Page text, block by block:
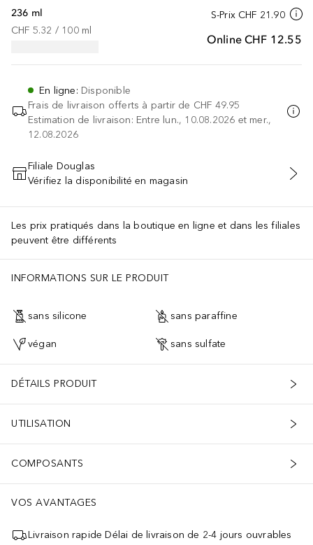
S-Prix CHF 21.90
Online CHF 12.55
236 ml
CHF 5.32 / 100 ml
En ligne: Disponible
Frais de livraison offerts à partir de CHF 49.95
Estimation de livraison: Entre lun., 10.08.2026 et mer.,
12.08.2026
AJOUTER AU PANIER
Filiale Douglas
Vérifiez la disponibilité en magasin
Les prix pratiqués dans la boutique en ligne et dans les filiales
peuvent être différents
INFORMATIONS SUR LE PRODUIT
sans silicone sans paraffine
végan sans sulfate
DÉTAILS PRODUIT
UTILISATION
COMPOSANTS
VOS AVANTAGES
Livraison rapide Délai de livraison de 2-4 jours ouvrables